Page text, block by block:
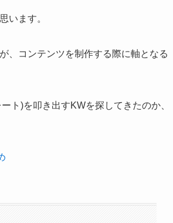
います。
、コンテンツを制作する際に軸となる
ト)を叩き出すKWを探してきたのか、